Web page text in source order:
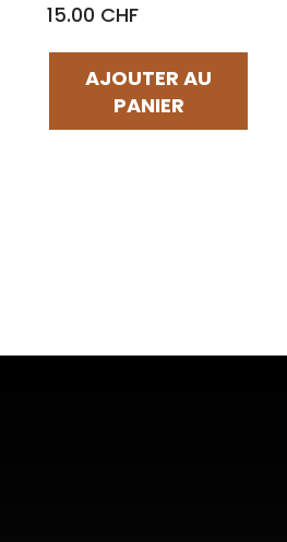
15.00 CHF
AJOUTER AU
PANIER